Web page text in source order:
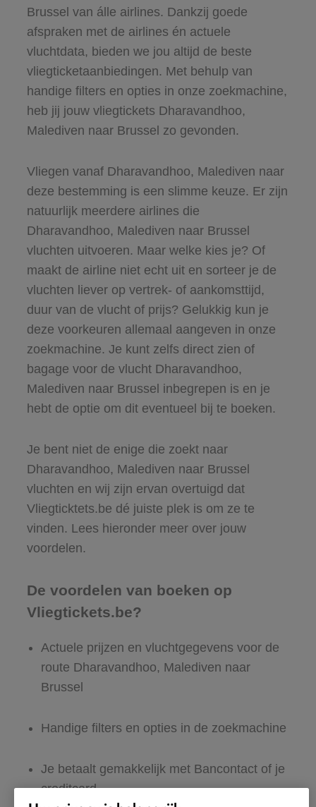
Brussel van álle airlines. Dankzij goede
afspraken met de airlines én actuele
vluchtdata, bieden we jou altijd de beste
vliegticketaanbiedingen. Met behulp van
handige filters en opties in onze zoekmachine,
heb jij jouw vliegtickets Dharavandhoo,
Malediven naar Brussel zo gevonden.
Vliegen vanaf Dharavandhoo, Malediven naar
deze bestemming is een slimme keuze. Er zijn
natuurlijk meerdere airlines die
Dharavandhoo, Malediven naar Brussel
vluchten uitvoeren. Maar welke kies je? Of
maakt de airline niet echt uit en sorteer je de
vluchten liever op vertrek- of aankomsttijd,
duur van de vlucht of prijs? Gelukkig kun je
deze voorkeuren allemaal aangeven in onze
zoekmachine. Je kunt zelfs direct zien of
bagage voor de vlucht Dharavandhoo,
Malediven naar Brussel inbegrepen is en je
hebt de optie om dit eventueel bij te boeken.
Je bent niet de enige die zoekt naar
Dharavandhoo, Malediven naar Brussel
vluchten en wij zijn ervan overtuigd dat
Vliegticktets.be dé juiste plek is om ze te
vinden. Lees hieronder meer over jouw
voordelen.
De voordelen van boeken op
Vliegtickets.be?
Actuele prijzen en vluchtgegevens voor de
route Dharavandhoo, Malediven naar
Brussel
Handige filters en opties in de zoekmachine
Je betaalt gemakkelijk met Bancontact of je
creditcard